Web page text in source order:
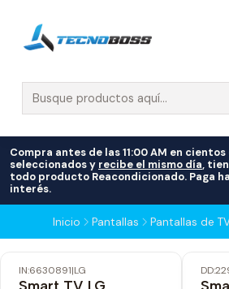
Compra antes de las 11:00 AM en
seleccionados y recibe el mismo día,
todo producto Reacondicionado. Paga
interés.
Inicio Pantallas Pantallas de
-21% OFF
IN:6630891|LG
Smart TV LG
-21%